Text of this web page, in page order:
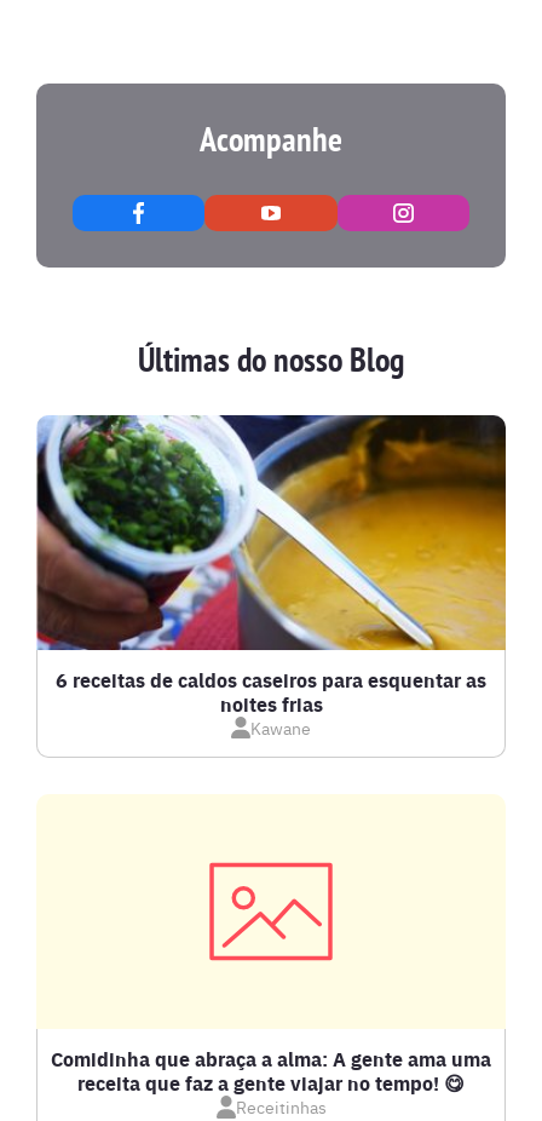
Acompanhe
Últimas do nosso Blog
6 receitas de caldos caseiros para esquentar as
noites frias
Kawane
Comidinha que abraça a alma: A gente ama uma
receita que faz a gente viajar no tempo! 😋
Receitinhas